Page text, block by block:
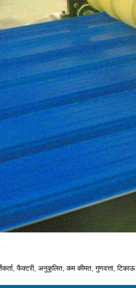
फैक्टरी, अनुकूलित, कम कीमत, गुणवत्ता, टिकाऊ